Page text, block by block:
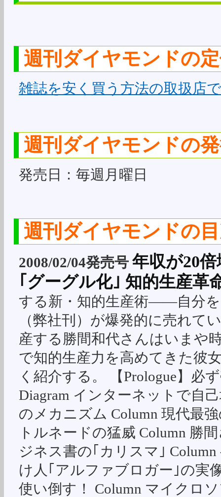
週刊ダイヤモンドの
雑誌を安く買う方法の取扱店
週刊ダイヤモンドの
発売日：毎週月曜日
週刊ダイヤモンドの
2008/02/04発売号 年収が20
｢グーグル化｣ 知的生産革
する新・知的生産術――自分
（弊社刊）が爆発的に売れて
産する勝間和代さんはいまや
で知的生産力を高めてきた彼
く紹介する。 【Prologue】必
Diagram インターネットで自
のメカニズム Column 現代最
トルネードの猛威 Column 勝
ジネス書の｢カリスマ｣
け人｢アルファブロガー｣の実
使い倒す！ Column マイクロ